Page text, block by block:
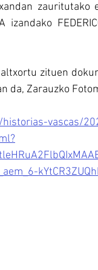
zauritutako
izandako
zituen
da, Zarauzko
vascas/